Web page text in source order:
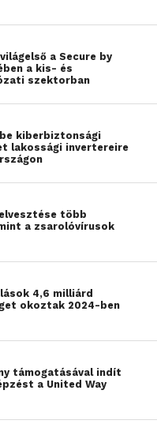
a Secure by
a kis- és
szektorban
kiberbiztonsági
lakossági invertereire
több
a zsarolóvírusok
4,6 milliárd
okoztak 2024-ben
támogatásával indít
a United Way